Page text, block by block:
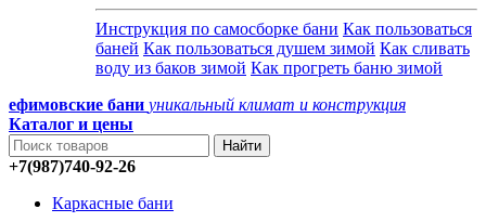
Инструкция по самосборке бани Как пользоваться
баней Как пользоваться душем зимой Как сливать
воду из баков зимой Как прогреть баню зимой
ефимовские бани уникальный климат и конструкция
Каталог и цены
+7(987)740-92-26
Каркасные бани